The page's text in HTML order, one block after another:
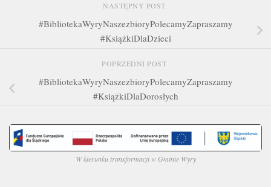
NASTĘPNY POST
#BibliotekaWyryNaszezbioryPolecamyZapraszamy
#KsiążkiDlaDzieci
POPRZEDNI POST
#BibliotekaWyryNaszezbioryPolecamyZapraszamy
#KsiążkiDlaDorosłych
W kierunku transformacji w Gminie Wyry